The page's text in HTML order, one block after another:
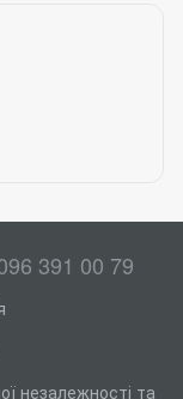
391 00 79
незалежності та